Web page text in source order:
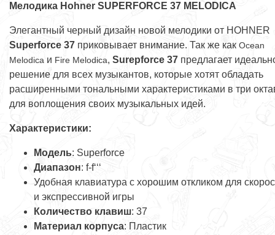
Мелодика Hohner SUPERFORCE 37 MELODICA
Элегантный черный дизайн новой мелодики от HOHNER
Superforce 37 приковывает внимание. Так же как Ocean
Melodica и Fire Melodica, Surepforce 37 предлагает
решение для всех музыкантов, которые хотят обладать
расширенными тональными характеристиками в три
для воплощения своих музыкальных идей.
Характеристики:
Модель: Superforce
Диапазон: f-f‘‘‘
Удобная клавиатура с хорошим откликом для
и экспрессивной игры
Количество клавиш: 37
Материал корпуса: Пластик